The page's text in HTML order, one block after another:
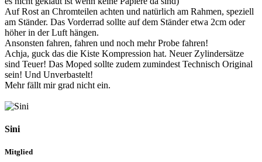
Auf Rost an Chromteilen achten und natürlich am Rahmen, speziell
am Ständer. Das Vorderrad sollte auf dem Ständer etwa 2cm oder
höher in der Luft hängen.
Ansonsten fahren, fahren und noch mehr Probe fahren!
Achja, guck das die Kiste Kompression hat. Neuer Zylindersätze
sind Teuer! Das Moped sollte zudem zumindest Technisch Original
sein! Und Unverbastelt!
Mehr fällt mir grad nicht ein.
Sini
Mitglied